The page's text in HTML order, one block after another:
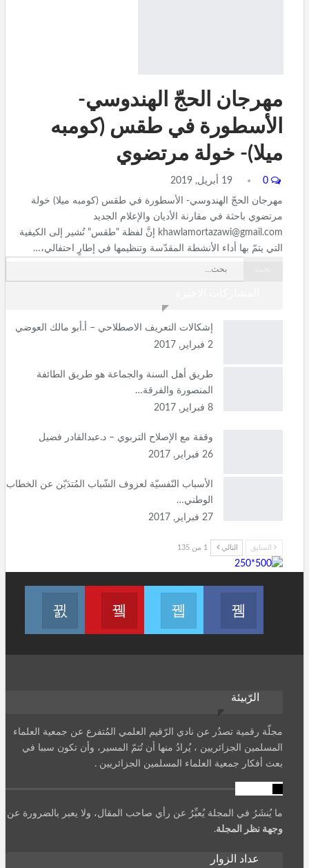
مهرجان الحجّ الهندوسي-
الأسطورة في طقس (كومبه
ميلا)- خولة مرتضوي
19 أبريل, 2019
مهرجان الحجّ الهندوسي- الأسطورة في طقس (كومبه ميلا) خولة
مرتضوي باحثة في مقارنة الأديان والإعلام الجديد
khawlamortazawi@gmail.com إنَّ لفظة "طقس" تُشير إلى الكيفية
التي يتمّ بها أداء الأنشطة المقدّسة وتنظيمها في إطارٍ احتفالي،…
إشكالات التعريف الاصطلاحي – أ.أبو مالك العوضي
2 فبراير, 2017
طريق أهل السنة والجماعة هو طريق الطائفة
المنصورة والفرقة…
8 فبراير, 2017
وقفة مع الإصلاح التربوي – د.عبدالقادر فضيل
26 فبراير, 2017
الأسباب النّفسيّة لعزوف الشّباب المُتدَيّن عن الخطاب
الوطني…
27 فبراير, 2017
السابق التالي 1 من 135
انظم لنا على فيسبوكانظم لنا على تويتر Join us on Youtube
الرّبيئة
مجلّة رقمية تصدُر عن نادي الرّقيم العلمي المُتفرع عن جمعية العلماء
المسلمين الجزائريين ، يُرادُ منها أن تُتمّ المسير، وأن تكون سببا في
بعث أفكار جمعية العلماء المسلمين الجزائريين .
ما يُنشَرُ في المجلة يُعبِّرُ عن رأي صاحب المقال، ولا يعبر بالضرورة عن
وجهة نظر المجلة.
عداد الزوار